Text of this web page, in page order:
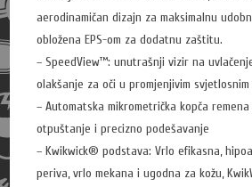
aerodinamičan dizajn za maksimalnu
obložena EPS-om za dodatnu zaštitu.
– SpeedView™: unutrašnji vizir na
olakšanje za oči u promjenjivim
– Automatska mikrometrička kopča
otpuštanje i precizno podešavanje
– Kwikwick® podstava: Vrlo efikasna,
periva, vrlo mekana i ugodna za kožu,